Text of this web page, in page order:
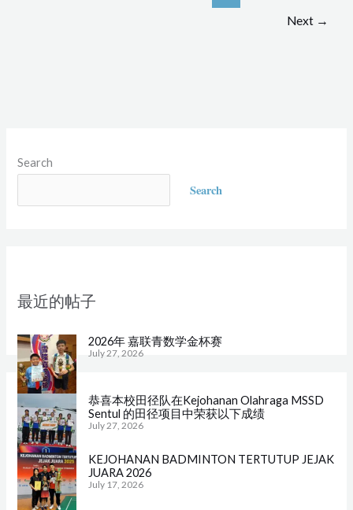
Next →
Search
Search
最近的帖子
2026年 嘉联青数学金杯赛
July 27, 2026
恭喜本校田径队在Kejohanan Olahraga MSSD
Sentul 的田径项目中荣获以下成绩
July 27, 2026
KEJOHANAN BADMINTON TERTUTUP JEJAK
JUARA 2026
July 17, 2026